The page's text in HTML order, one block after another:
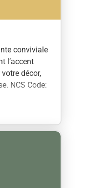
conviviale
l’accent
décor,
NCS Code: